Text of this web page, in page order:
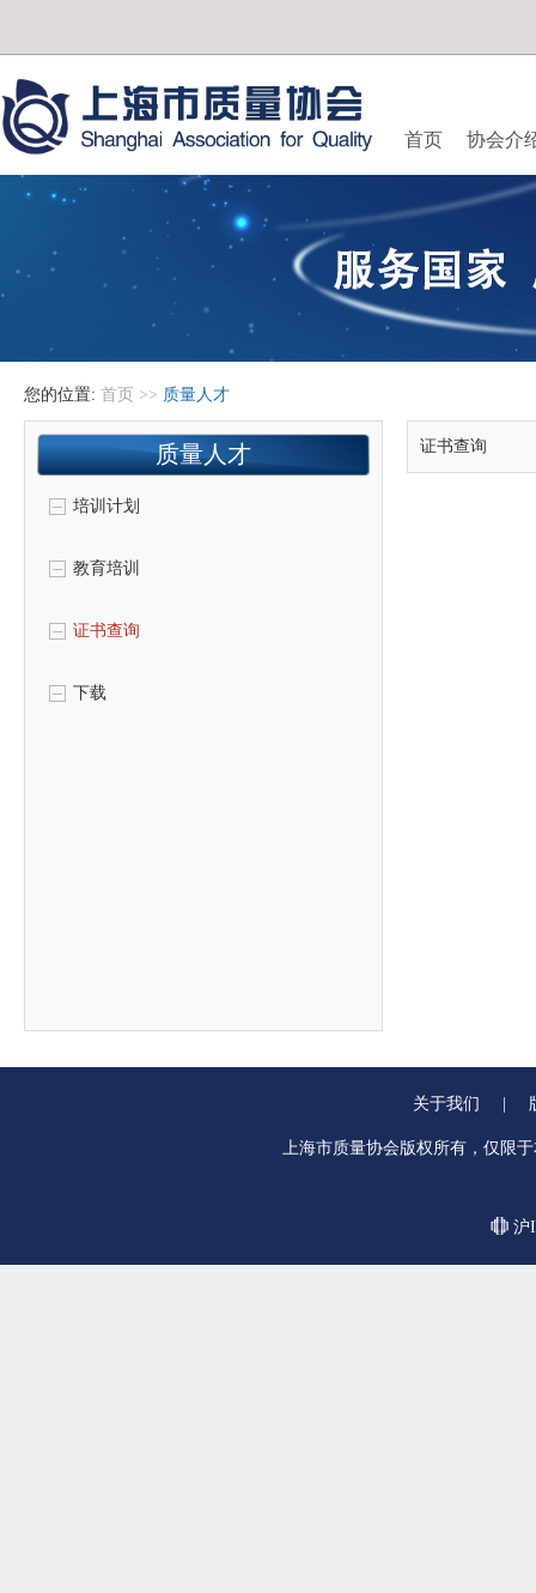
首页 协会介
您的位置: 首页 >> 质量人才
质量人才
培训计划
教育培训
证书查询
下载
证书查询
关于我们
上海市质量协会版权所有，仅限
沪